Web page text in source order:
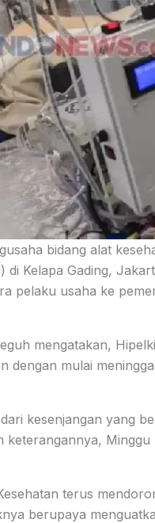
bidang alat
di Kelapa Gading,
pelaku usaha ke
mengatakan,
dengan mulai
kesenjangan yang
keterangannya, Minggu
terus
berupaya